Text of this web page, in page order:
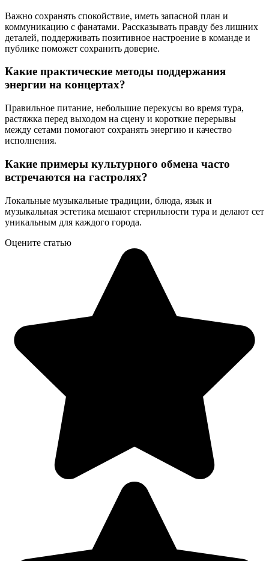
Важно сохранять спокойствие, иметь запасной план и
коммуникацию с фанатами. Рассказывать правду без лишних
деталей, поддерживать позитивное настроение в команде и
публике поможет сохранить доверие.
Какие практические методы поддержания
энергии на концертах?
Правильное питание, небольшие перекусы во время тура,
растяжка перед выходом на сцену и короткие перерывы
между сетами помогают сохранять энергию и качество
исполнения.
Какие примеры культурного обмена часто
встречаются на гастролях?
Локальные музыкальные традиции, блюда, язык и
музыкальная эстетика мешают стерильности тура и делают сет
уникальным для каждого города.
Оцените статью